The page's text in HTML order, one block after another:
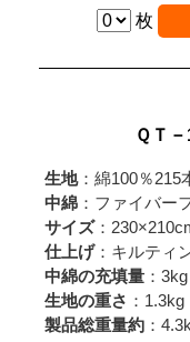
枚
ＱＴ
生地：綿100％215
中綿 ：ファイバー
サイズ：
仕上げ：キルティ
中綿の充填量 ：
生地の重さ ：1.3kg
製品総重量約 ：